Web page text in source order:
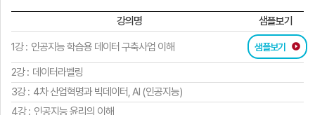
강의명 샘플보기
1강 : 인공지능 학습용 데이터 구축사업 이해 샘플보기
2강 : 데이터라벨링
3강 : 4차 산업혁명과 빅데이터, AI (인공지능)
4강 : 인공지능 윤리의 이해